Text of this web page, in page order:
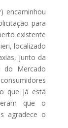
encaminhou
para
existente
localizado
junto da
do Mercado
que já está
que o
agradece o